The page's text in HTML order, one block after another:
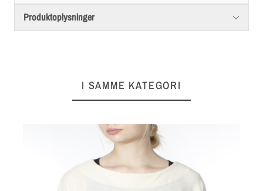
Produktoplysninger
I SAMME KATEGORI